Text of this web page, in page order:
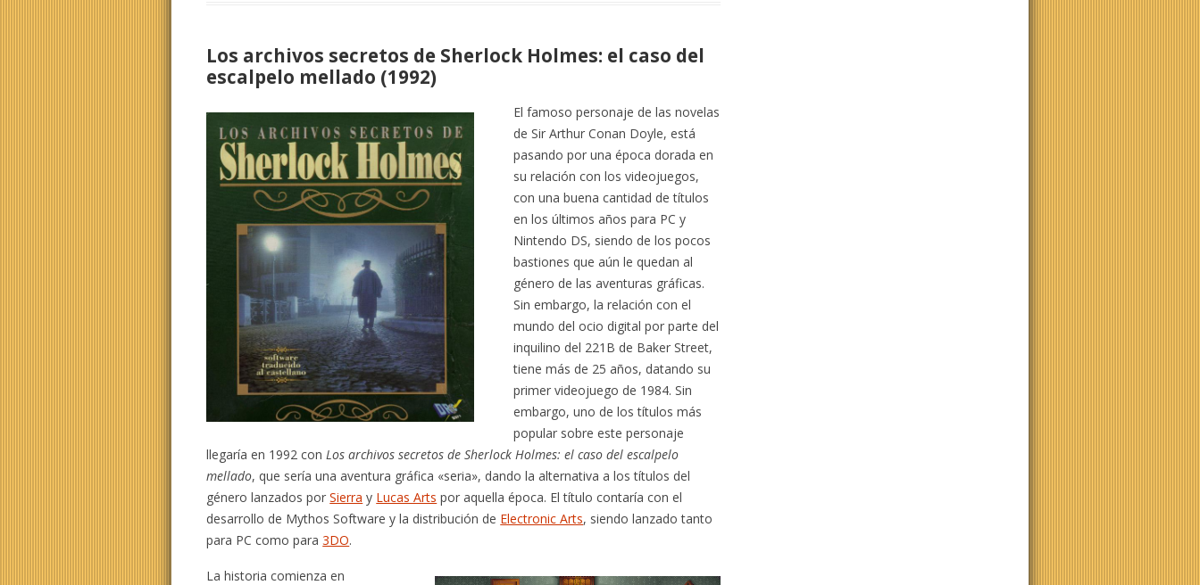
Los archivos secretos de Sherlock Holmes: el caso del
escalpelo mellado (1992)
El famoso personaje de las novelas
de Sir Arthur Conan Doyle, está
pasando por una época dorada en
su relación con los videojuegos,
con una buena cantidad de títulos
en los últimos años para PC y
Nintendo DS, siendo de los pocos
bastiones que aún le quedan al
género de las aventuras gráficas.
Sin embargo, la relación con el
mundo del ocio digital por parte del
inquilino del 221B de Baker Street,
tiene más de 25 años, datando su
primer videojuego de 1984. Sin
embargo, uno de los títulos más
popular sobre este personaje
llegaría en 1992 con Los archivos secretos de Sherlock Holmes: el caso del escalpelo
mellado, que sería una aventura gráfica «seria», dando la alternativa a los títulos del
género lanzados porSierra y Lucas Arts por aquella época. El título contaría con el
desarrollo de Mythos Software y la distribución de Electronic Arts, siendo lanzado tanto
para PC como para3DO.
La historia comienza en